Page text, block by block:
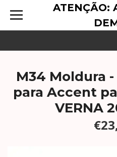
ATENÇÃO:
M34 Moldura -
para Accent
VERNA